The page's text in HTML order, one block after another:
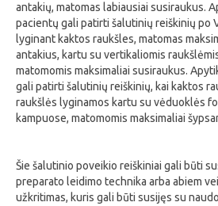
antakių, matomas labiausiai susiraukus.
pacientų gali patirti šalutinių reiškinių po
lyginant kaktos raukšles, matomas
antakius, kartu su vertikaliomis
matomomis maksimaliai susiraukus.
gali patirti šalutinių reiškinių, kai kaktos
raukšlės lyginamos kartu su vėduoklės
kampuose, matomomis maksimaliai
Šie šalutinio poveikio reiškiniai gali būti
preparato leidimo technika arba abiem
užkritimas, kuris gali būti susijęs su